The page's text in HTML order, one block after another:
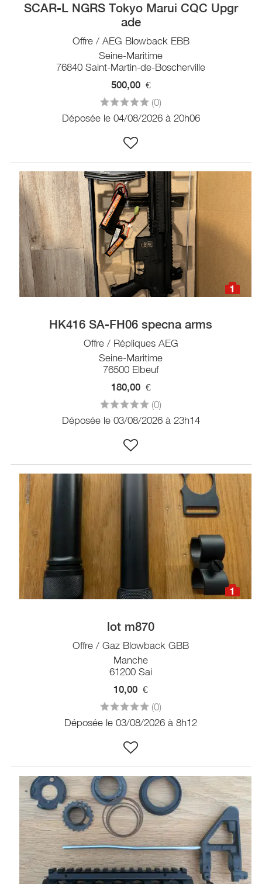
SCAR-L NGRS Tokyo Marui CQC Upgr
ade
Offre / AEG Blowback EBB
Seine-Maritime
76840 Saint-Martin-de-Boscherville
500,00 €
(0)
Déposée le 04/08/2026 à 20h06
1
HK416 SA-FH06 specna arms
Offre / Répliques AEG
Seine-Maritime
76500 Elbeuf
180,00 €
(0)
Déposée le 03/08/2026 à 23h14
1
lot m870
Offre / Gaz Blowback GBB
Manche
61200 Sai
10,00 €
(0)
Déposée le 03/08/2026 à 8h12